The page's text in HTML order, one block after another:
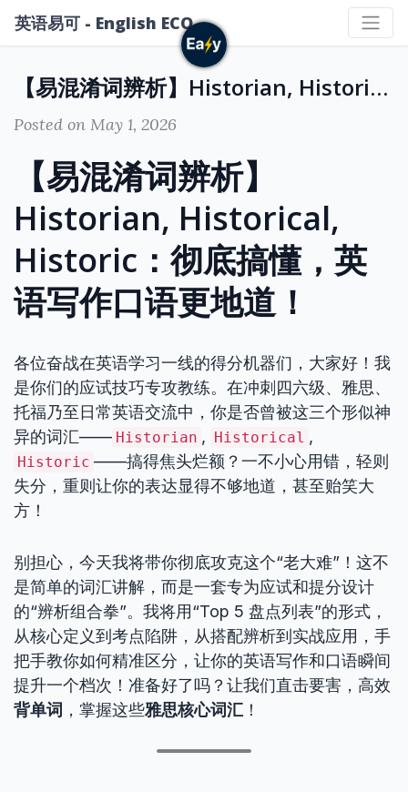
英语易可 - English ECO
【易混淆词辨析】Historian, Historical, Historic：彻底搞懂，英语写作口语更地道！
Posted on May 1, 2026
【易混淆词辨析】
Historian, Historical,
Historic：彻底搞懂，英
语写作口语更地道！
各位奋战在英语学习一线的得分机器们，大家好！我
是你们的应试技巧专攻教练。在冲刺四六级、雅思、
托福乃至日常英语交流中，你是否曾被这三个形似神
异的词汇—— Historian , Historical ,
Historic ——搞得焦头烂额？一不小心用错，轻则
失分，重则让你的表达显得不够地道，甚至贻笑大
方！
别担心，今天我将带你彻底攻克这个“老大难”！这不
是简单的词汇讲解，而是一套专为应试和提分设计
的“辨析组合拳”。我将用“Top 5 盘点列表”的形式，
从核心定义到考点陷阱，从搭配辨析到实战应用，手
把手教你如何精准区分，让你的英语写作和口语瞬间
提升一个档次！准备好了吗？让我们直击要害，高效
背单词 ，掌握这些雅思核心词汇 ！